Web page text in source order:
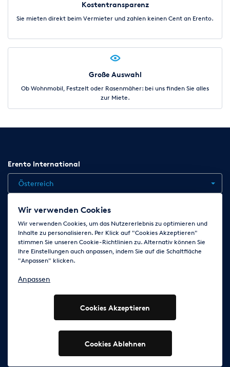
Kostentransparenz
Sie mieten direkt beim Vermieter und zahlen keinen Cent an Erento.
Große Auswahl
Ob Wohnmobil, Festzelt oder Rasenmäher: bei uns finden Sie alles
zur Miete.
Erento International
Österreich
AGB
Impressum Cookie-Einstellungen ändern
© 2003 - 2026 Erento GmbH - Alle Rechte vorbehalten
Ausgewiesene Marken gehören den jeweiligen Eigentümern.
Wir verwenden Cookies
Wir verwenden Cookies, um das Nutzererlebnis zu optimieren und
Inhalte zu personalisieren. Per Klick auf "Cookies Akzeptieren"
stimmen Sie unseren Cookie-Richtlinien zu. Alternativ können Sie
Ihre Einstellungen auch anpassen, indem Sie auf die Schaltfläche
"Anpassen" klicken.
Anpassen
Cookies Akzeptieren
Cookies Ablehnen